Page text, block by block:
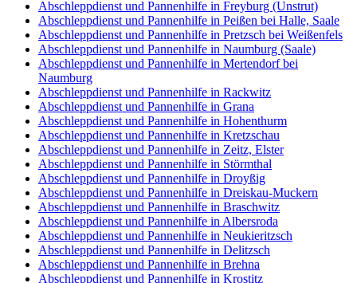
Abschleppdienst und Pannenhilfe in Freyburg (Unstrut)
Abschleppdienst und Pannenhilfe in Peißen bei Halle, Saale
Abschleppdienst und Pannenhilfe in Pretzsch bei Weißenfels
Abschleppdienst und Pannenhilfe in Naumburg (Saale)
Abschleppdienst und Pannenhilfe in Mertendorf bei
Naumburg
Abschleppdienst und Pannenhilfe in Rackwitz
Abschleppdienst und Pannenhilfe in Grana
Abschleppdienst und Pannenhilfe in Hohenthurm
Abschleppdienst und Pannenhilfe in Kretzschau
Abschleppdienst und Pannenhilfe in Zeitz, Elster
Abschleppdienst und Pannenhilfe in Störmthal
Abschleppdienst und Pannenhilfe in Droyßig
Abschleppdienst und Pannenhilfe in Dreiskau-Muckern
Abschleppdienst und Pannenhilfe in Braschwitz
Abschleppdienst und Pannenhilfe in Albersroda
Abschleppdienst und Pannenhilfe in Neukieritzsch
Abschleppdienst und Pannenhilfe in Delitzsch
Abschleppdienst und Pannenhilfe in Brehna
Abschleppdienst und Pannenhilfe in Krostitz